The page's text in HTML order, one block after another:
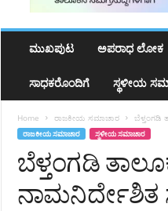
ಮುಖಪುಟ ಅಪರಾಧ ಲೋಕ
ಸಾಧಕರೊಂದಿಗೆ ಸ್ಥಳೀಯ
Home ರಾಜಕೀಯ ಸಮಾಚಾರ ಬೆಳ್ತಂಗಡಿ
ರಾಜಕೀಯ ಸಮಾಚಾರ ಸ್ಥಳೀಯ ಸಮಾಚಾರ
ಬೆಳ್ತಂಗಡಿ
ನಾಮನಿರ್ದೇಶಿತ